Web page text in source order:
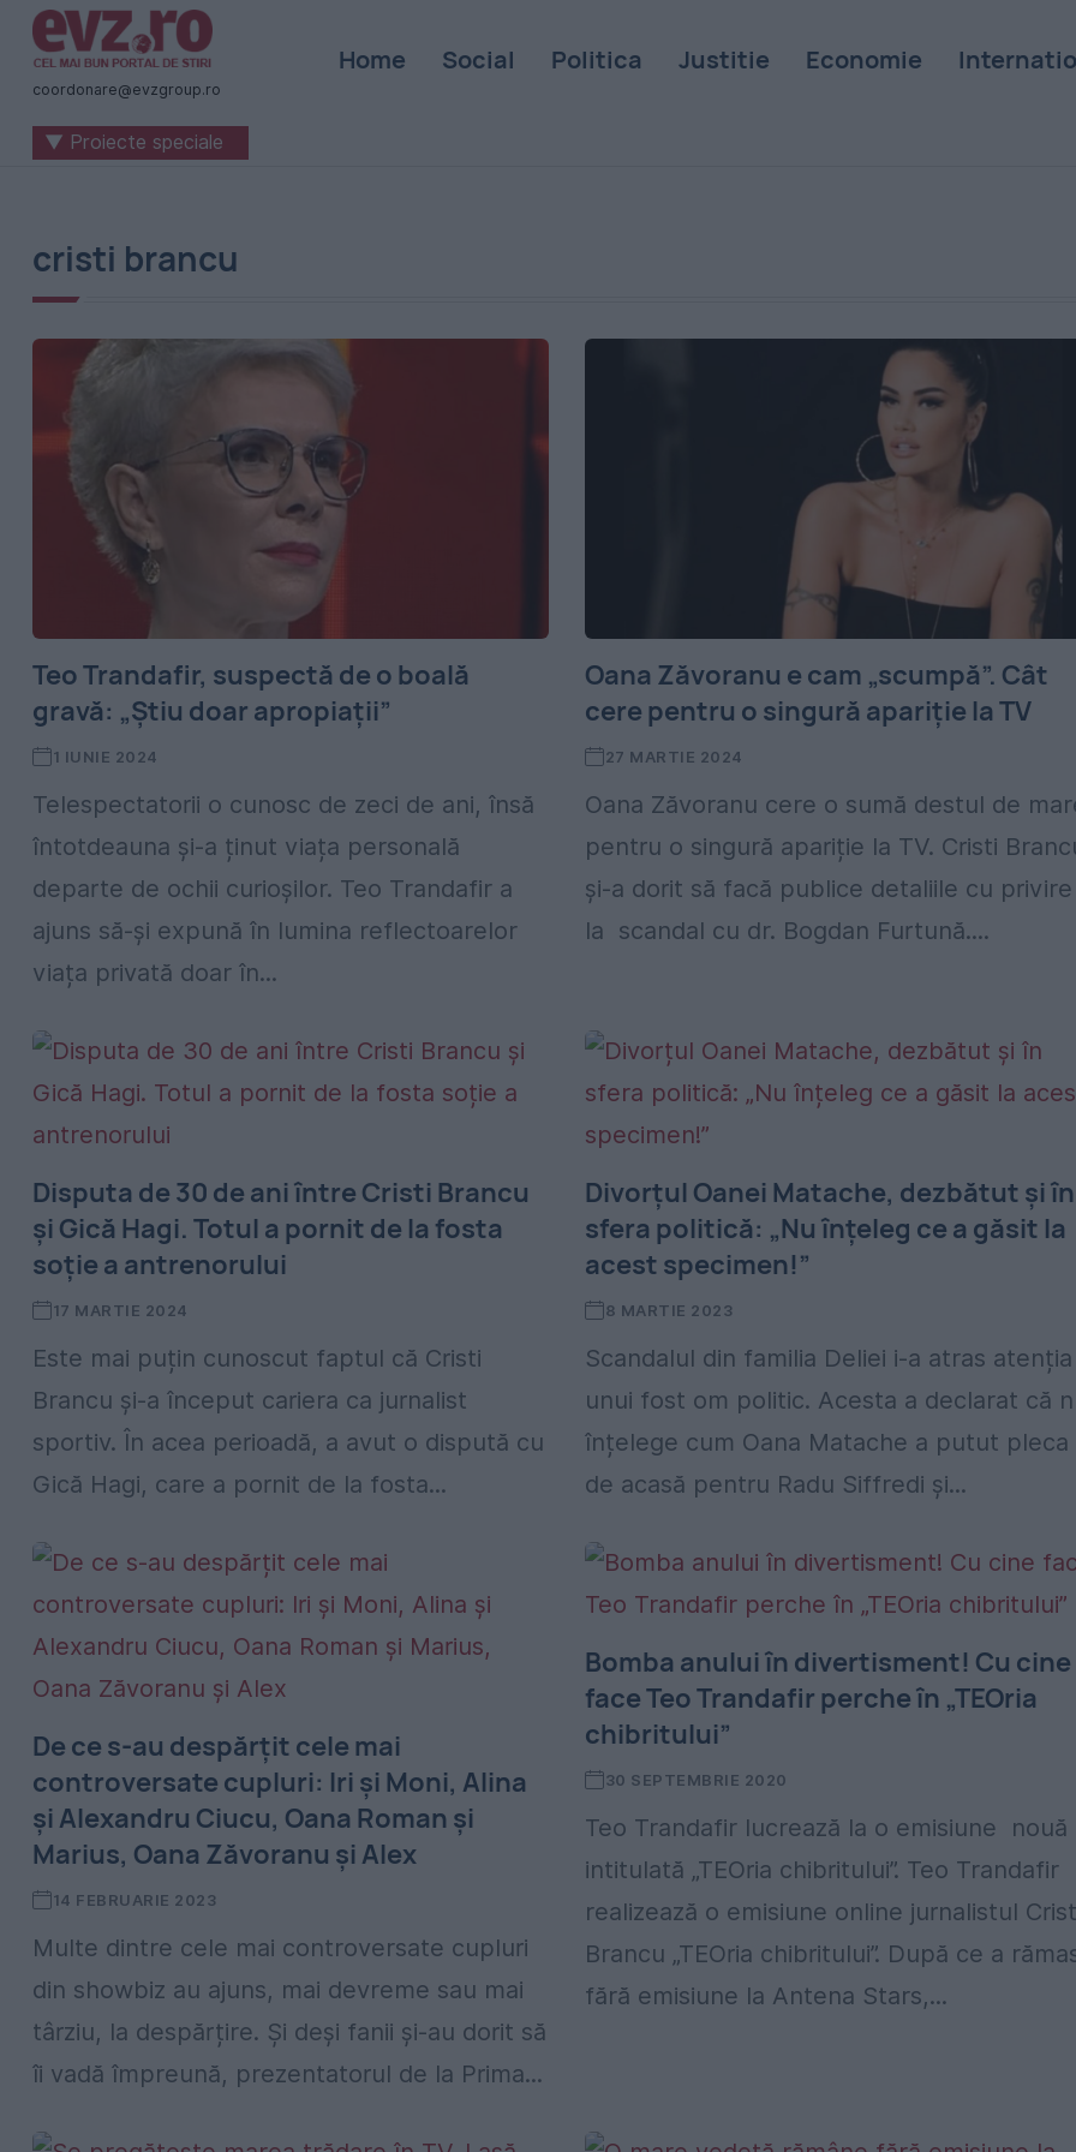
Știri
naționale
internaționale
România
-
coordonare@evzgroup.ro
Home Social Politica Justitie Economie
▼ Proiecte speciale
cristi brancu
Teo Trandafir, suspectă de o boală
gravă: „Știu doar apropiații”
1 IUNIE 2024
Telespectatorii o cunosc de zeci de ani, însă
întotdeauna și-a ținut viața personală
departe de ochii curioșilor. Teo Trandafir a
ajuns să-și expună în lumina reflectoarelor
viața privată doar în...
Oana Zăvoranu e cam „scumpă”. Cât
cere pentru o singură apariție la TV
27 MARTIE 2024
Oana Zăvoranu cere o sumă destul de
pentru o singură apariție la TV. Cristi
și-a dorit să facă publice detaliile cu privire
la scandal cu dr. Bogdan Furtună....
Disputa de 30 de ani între Cristi Brancu
și Gică Hagi. Totul a pornit de la fosta
soție a antrenorului
17 MARTIE 2024
Este mai puțin cunoscut faptul că Cristi
Brancu și-a început cariera ca jurnalist
sportiv. În acea perioadă, a avut o dispută cu
Gică Hagi, care a pornit de la fosta...
Divorțul Oanei Matache, dezbătut și în
sfera politică: „Nu înțeleg ce a găsit la
acest specimen!”
8 MARTIE 2023
Scandalul din familia Deliei i-a atras
unui fost om politic. Acesta a declarat că
înțelege cum Oana Matache a putut pleca
de acasă pentru Radu Siffredi și...
De ce s-au despărțit cele mai
controversate cupluri: Iri și Moni, Alina
și Alexandru Ciucu, Oana Roman și
Marius, Oana Zăvoranu și Alex
14 FEBRUARIE 2023
Multe dintre cele mai controversate cupluri
din showbiz au ajuns, mai devreme sau mai
târziu, la despărțire. Și deși fanii și-au dorit să
îi vadă împreună, prezentatorul de la Prima...
Bomba anului în divertisment! Cu cine
face Teo Trandafir perche în „TEOria
chibritului”
30 SEPTEMBRIE 2020
Teo Trandafir lucrează la o emisiune nouă
intitulată „TEOria chibritului”. Teo Trandafir
realizează o emisiune online jurnalistul
Brancu „TEOria chibritului”. După ce a
fără emisiune la Antena Stars,...